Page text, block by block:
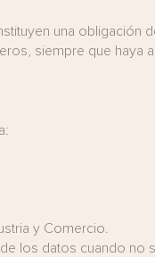
una obligación
siempre que haya
y Comercio.
los datos cuando